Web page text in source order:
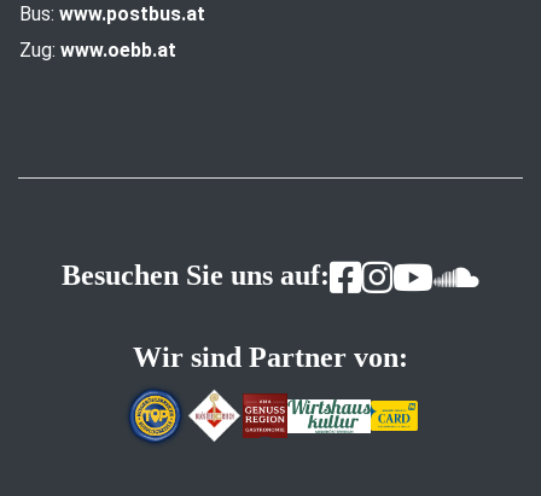
Bus: www.postbus.at
Zug: www.oebb.at
Besuchen Sie uns auf:
Wir sind Partner von: